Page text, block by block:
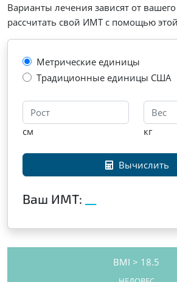
Варианты лечения зависят от
рассчитать свой ИМТ с помощью
Метрические единицы
Традиционные единицы США
см кг
Вычислить
Ваш ИМТ:
BMI > 18.5